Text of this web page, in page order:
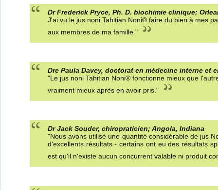
Dr Frederick Pryce, Ph. D. biochimie clinique;
J'ai vu le jus noni Tahitian Noni® faire du bien à mes
aux membres de ma famille."
Dre Paula Davey, doctorat en médecine interne et
"Le jus noni Tahitian Noni® fonctionne mieux que
vraiment mieux après en avoir pris."
Dr Jack Souder, chiropraticien; Angola, Indiana
"Nous avons utilisé une quantité considérable de jus
d'excellents résultats - certains ont eu des résultats
est qu'il n'existe aucun concurrent valable ni produit